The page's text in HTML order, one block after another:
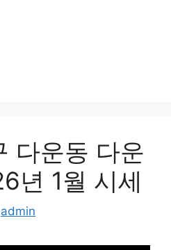
다운동 다운
년 1월 시세
admin